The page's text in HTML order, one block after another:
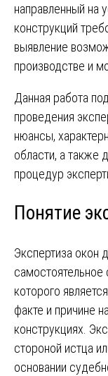
направленный на
конструкций
выявление
производстве и
Данная работа
проведения
нюансы,
области, а также
процедур
Понятие
Экспертиза окон
которого
факте и причине
конструкциях.
стороной истца
основании